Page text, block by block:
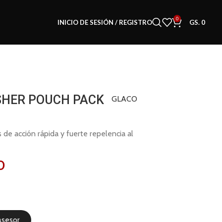
INICIO DE SESIÓN / REGISTRO 0 GS. 0
POUCH PACK
GLACO
de acción rápida y fuerte repelencia al